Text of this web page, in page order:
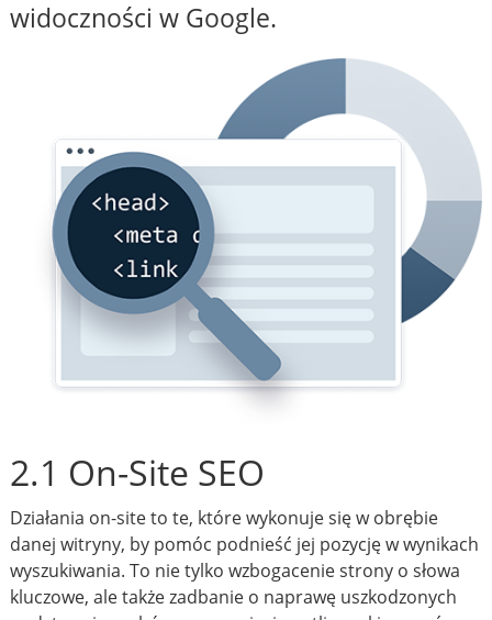
widoczności w Google.
2.1 On-Site SEO
Działania on-site to te, które wykonuje się w obrębie
danej witryny, by pomóc podnieść jej pozycję w wynikach
wyszukiwania. To nie tylko wzbogacenie strony o słowa
kluczowe, ale także zadbanie o naprawę uszkodzonych